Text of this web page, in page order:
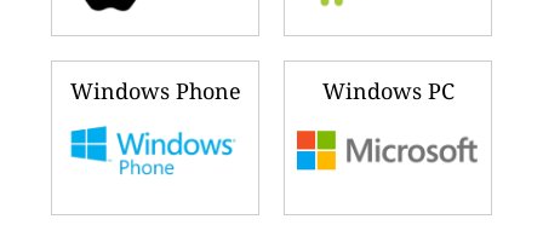
Windows Phone Windows PC